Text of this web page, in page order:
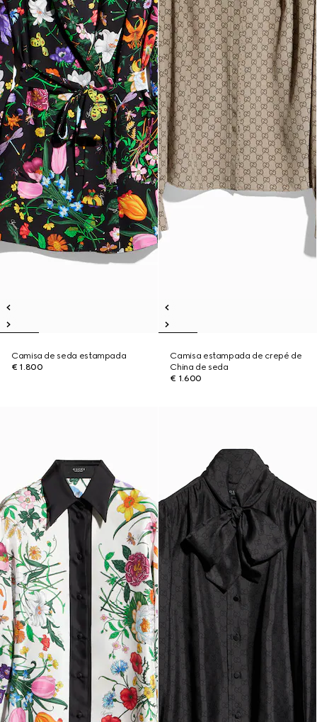
Camisa de seda estampada
€ 1.800
Camisa estampada de crepé de
China de seda
€ 1.600